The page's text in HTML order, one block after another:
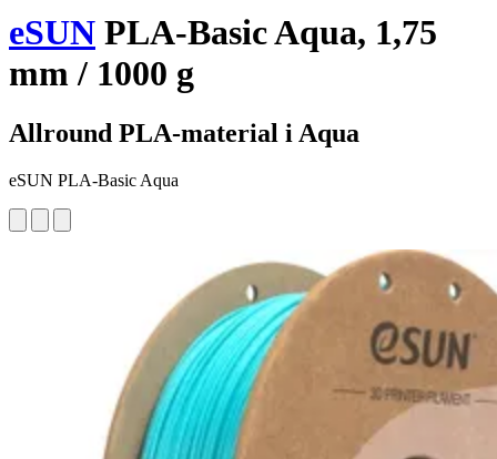
eSUN PLA-Basic Aqua, 1,75
mm / 1000 g
Allround PLA-material i Aqua
eSUN PLA-Basic Aqua